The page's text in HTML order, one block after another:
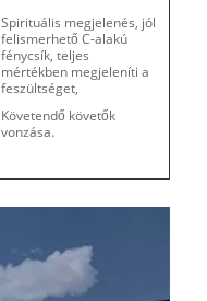
Spirituális megjelenés, jól
felismerhető C-alakú
fénycsík, teljes
mértékben megjeleníti a
feszültséget,
Követendő követők
vonzása.